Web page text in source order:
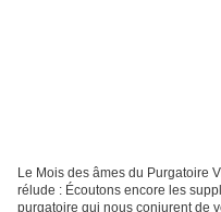
Le Mois des âmes du Purgatoire
rélude : Écoutons encore les
purgatoire qui nous conjurent de